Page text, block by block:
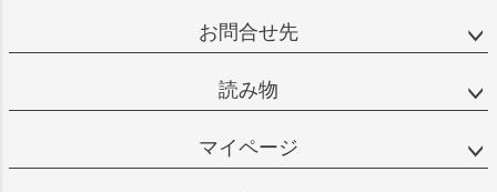
お問合せ先
読み物
マイページ